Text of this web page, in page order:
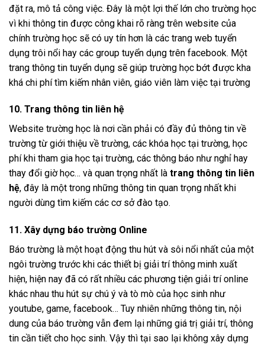
đặt ra, mô tả công việc. Đây là một lợi thế lớn cho trường học
vì khi thông tin được công khai rõ ràng trên website của
chính trường học sẽ có uy tín hơn là các trang web tuyển
dụng trôi nổi hay các group tuyển dụng trên facebook. Một
trang thông tin tuyển dụng sẽ giúp trường học bớt được kha
khá chi phí tìm kiếm nhân viên, giáo viên làm việc tại trường
10. Trang thông tin liên hệ
Website trường học là nơi cần phải có đầy đủ thông tin về
trường từ giới thiệu về trường, các khóa học tại trường, học
phí khi tham gia học tại trường, các thông báo như nghỉ hay
thay đổi giờ học… và quan trọng nhất là trang thông tin liên
hệ, đây là một trong những thông tin quan trọng nhất khi
người dùng tìm kiếm các cơ sở đào tạo.
11. Xây dựng báo trường Online
Báo trường là một hoạt động thu hút và sôi nổi nhất của một
ngôi trường trước khi các thiết bị giải trí thông minh xuất
hiện, hiện nay đã có rất nhiều các phương tiện giải trí online
khác nhau thu hút sự chú ý và tò mò của học sinh như
youtube, game, facebook… Tuy nhiên những thông tin, nội
dung của báo trường vẫn đem lại những giá trị giải trí, thông
tin cần tiết cho học sinh. Vậy thì tại sao lại không xây dựng